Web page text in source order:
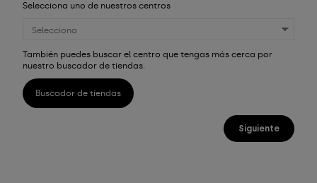
Selecciona uno de nuestros centros
También puedes buscar el centro que tengas más cerca por
nuestro buscador de tiendas.
Buscador de tiendas